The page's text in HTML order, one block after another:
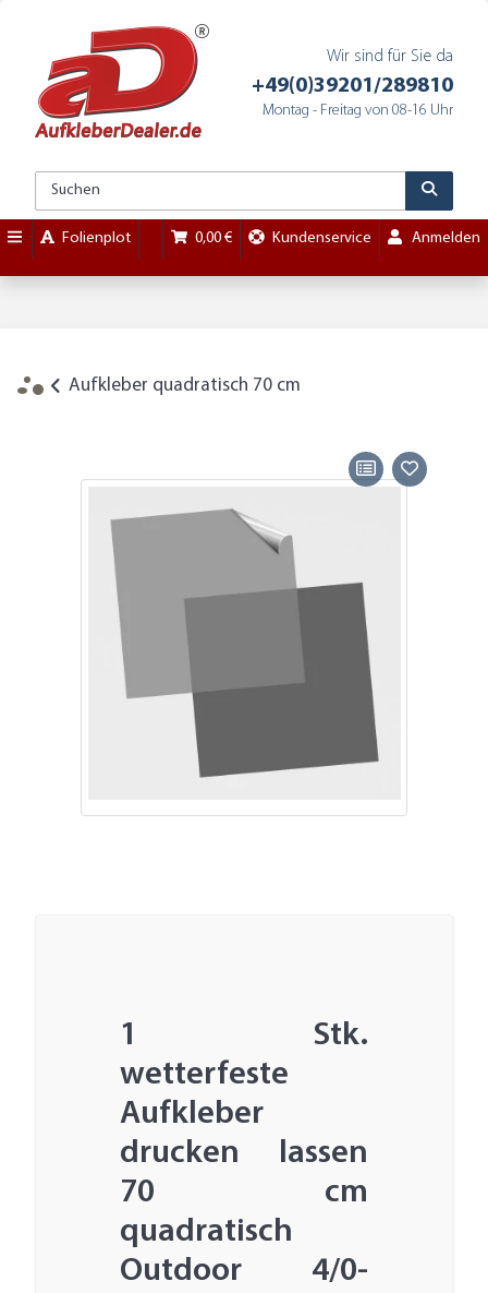
Wir sind für Sie da
+49(0)39201/289810
Montag - Freitag von 08-16 Uhr
Folienplot 0,00 € Kundenservice Anmelden
Aufkleber quadratisch 70 cm
1 Stk.
wetterfeste
Aufkleber
drucken lassen
70 cm
quadratisch
Outdoor 4/0-